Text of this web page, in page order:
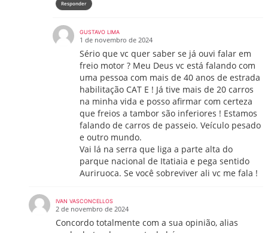
Responder
GUSTAVO LIMA
1 de novembro de 2024
Sério que vc quer saber se já ouvi falar em
freio motor ? Meu Deus vc está falando com
uma pessoa com mais de 40 anos de estrada
habilitação CAT E ! Já tive mais de 20 carros
na minha vida e posso afirmar com certeza
que freios a tambor são inferiores ! Estamos
falando de carros de passeio. Veículo pesado
e outro mundo.
Vai lá na serra que liga a parte alta do
parque nacional de Itatiaia e pega sentido
Auriruoca. Se você sobreviver ali vc me fala !
IVAN VASCONCELLOS
2 de novembro de 2024
Concordo totalmente com a sua opinião, alias